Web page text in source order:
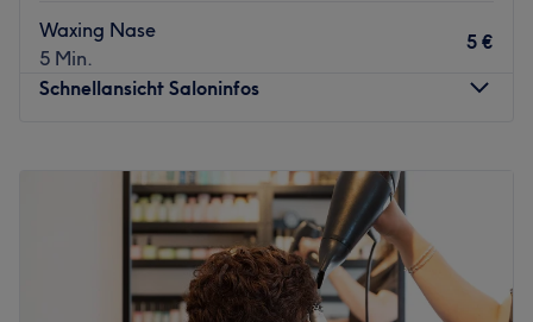
Waxing Nase
5 Min.
5 €
Schnellansicht Saloninfos
Dienstag
11:00
Mittwoch
11:00
Donnerstag
11:00 –19:00
11:00–19:00
Samstag
10:00
16:00